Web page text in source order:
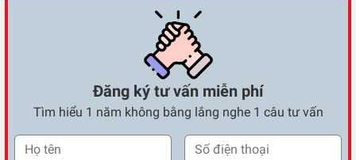
Đăng ký tư vấn miễn phí
Tìm hiểu 1 năm không bằng lắng nghe 1 câu tư vấn